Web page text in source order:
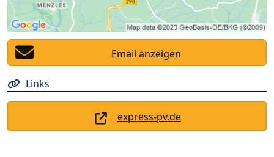
Email anzeigen
Links
express-pv.de